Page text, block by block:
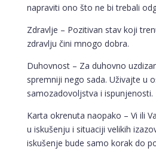
napraviti ono što ne bi trebali
Zdravlje – Pozitivan stav koji
zdravlju čini mnogo dobra.
Duhovnost – Za duhovno
spremniji nego sada. Uživajte u
samozadovoljstva i ispunjenosti.
Karta okrenuta naopako – Vi ili
u iskušenju i situaciji velikih
iskušenje bude samo korak do